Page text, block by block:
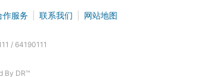
作服务 联系我们 网站地图
/ 64190111
By DR™